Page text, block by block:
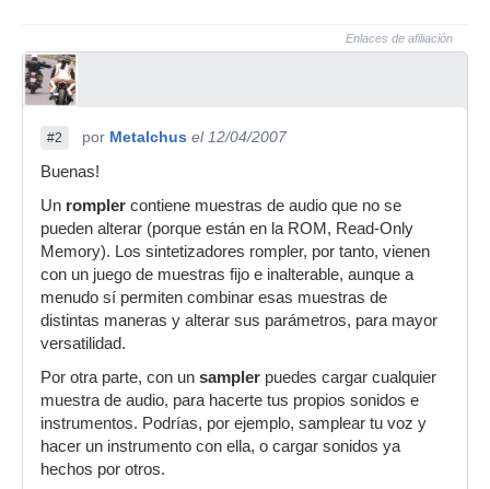
Enlaces de afiliación
#2 por Metalchus el 12/04/2007
Buenas!
Un rompler contiene muestras de audio que no se
pueden alterar (porque están en la ROM, Read-Only
Memory). Los sintetizadores rompler, por tanto, vienen
con un juego de muestras fijo e inalterable, aunque a
menudo sí permiten combinar esas muestras de
distintas maneras y alterar sus parámetros, para mayor
versatilidad.
Por otra parte, con un sampler puedes cargar cualquier
muestra de audio, para hacerte tus propios sonidos e
instrumentos. Podrías, por ejemplo, samplear tu voz y
hacer un instrumento con ella, o cargar sonidos ya
hechos por otros.